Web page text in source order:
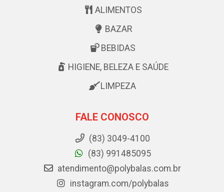
ALIMENTOS
BAZAR
BEBIDAS
HIGIENE, BELEZA E SAÚDE
LIMPEZA
FALE CONOSCO
(83) 3049-4100
(83) 991485095
atendimento@polybalas.com.br
instagram.com/polybalas